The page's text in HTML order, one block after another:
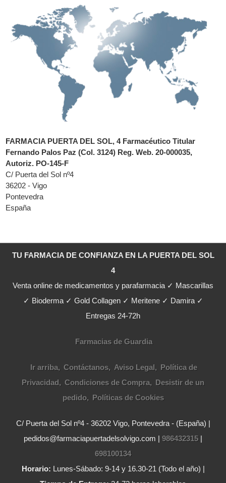
FARMACIA PUERTA DEL SOL, 4 Farmacéutico Titular
Fernando Palos Paz (Col. 3124) Reg. Web. 20-000035,
Autoriz. PO-145-F
C/ Puerta del Sol nº4
36202 - Vigo
Pontevedra
España
TU FARMACIA DE CONFIANZA EN LA PUERTA DEL SOL
4
Venta online de medicamentos y parafarmacia ✓ Mascarillas
✓ Bioderma ✓ Gold Collagen ✓ Meritene ✓ Damira ✓
Entregas 24-72h
Farmacias de Guardia
Ir arriba Contáctanos Aviso Legal
Política de
Privacidad
Condiciones de Compra
Desistir de un
pedido
Políticas de Cookies
C/ Puerta del Sol nº4 - 36202 Vigo, Pontevedra - (España) |
pedidos@farmaciapuertadelsolvigo.com | 986432315 |
698100134
Horario: Lunes-Sábado: 9-14 y 16.30-21 (Todo el año) |